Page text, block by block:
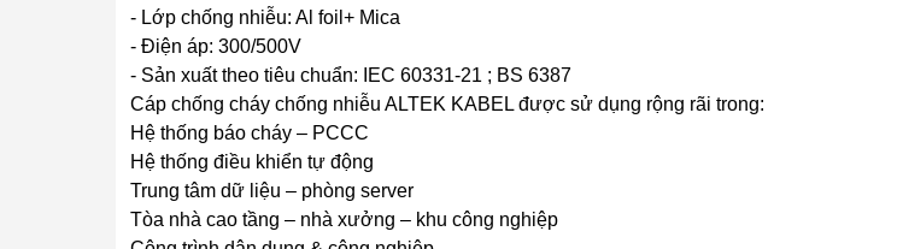
- Lớp chống nhiễu: Al foil+ Mica
- Điện áp: 300/500V
- Sản xuất theo tiêu chuẩn: IEC 60331-21 ; BS 6387
Cáp chống cháy chống nhiễu ALTEK KABEL được sử dụng rộng rãi trong:
Hệ thống báo cháy – PCCC
Hệ thống điều khiển tự động
Trung tâm dữ liệu – phòng server
Tòa nhà cao tầng – nhà xưởng – khu công nghiệp